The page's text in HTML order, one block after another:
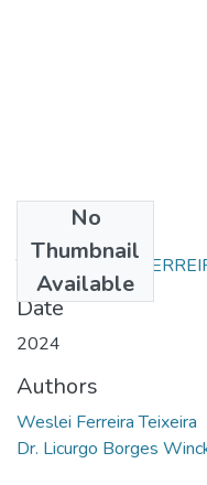
No
Thumbnail
Available
TCC - WESLEY
Date
2024
Authors
Weslei Ferreira Teixeira
Dr. Licurgo Borges